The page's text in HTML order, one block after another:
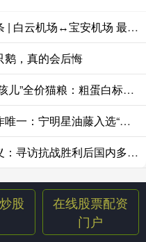
网络股指配资哪儿好 头版头条 | 白云机场↔宝安机场 最快不到100分钟
鹅，真的会后悔
股票配资论坛是什么 送检“狼孩儿”全价猫粮：粗蛋白标注25%，实测仅15%
石家庄股票配资平台 粤桂协作唯一：宁明星油藤入选“媒体+”赋能“百千万工程”典型案例
炒股如何配资 废墟上重启正义：寻访抗战胜利后国内多地对日本战犯审判印记
股
在线股票配资
门户